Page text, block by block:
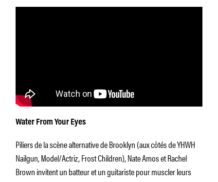
Water From Your Eyes
Piliers de la scène alternative de Brooklyn (aux côtés de YHWH
Nailgun, Model/Actriz, Frost Children), Nate Amos et Rachel
Brown invitent un batteur et un guitariste pour muscler leurs